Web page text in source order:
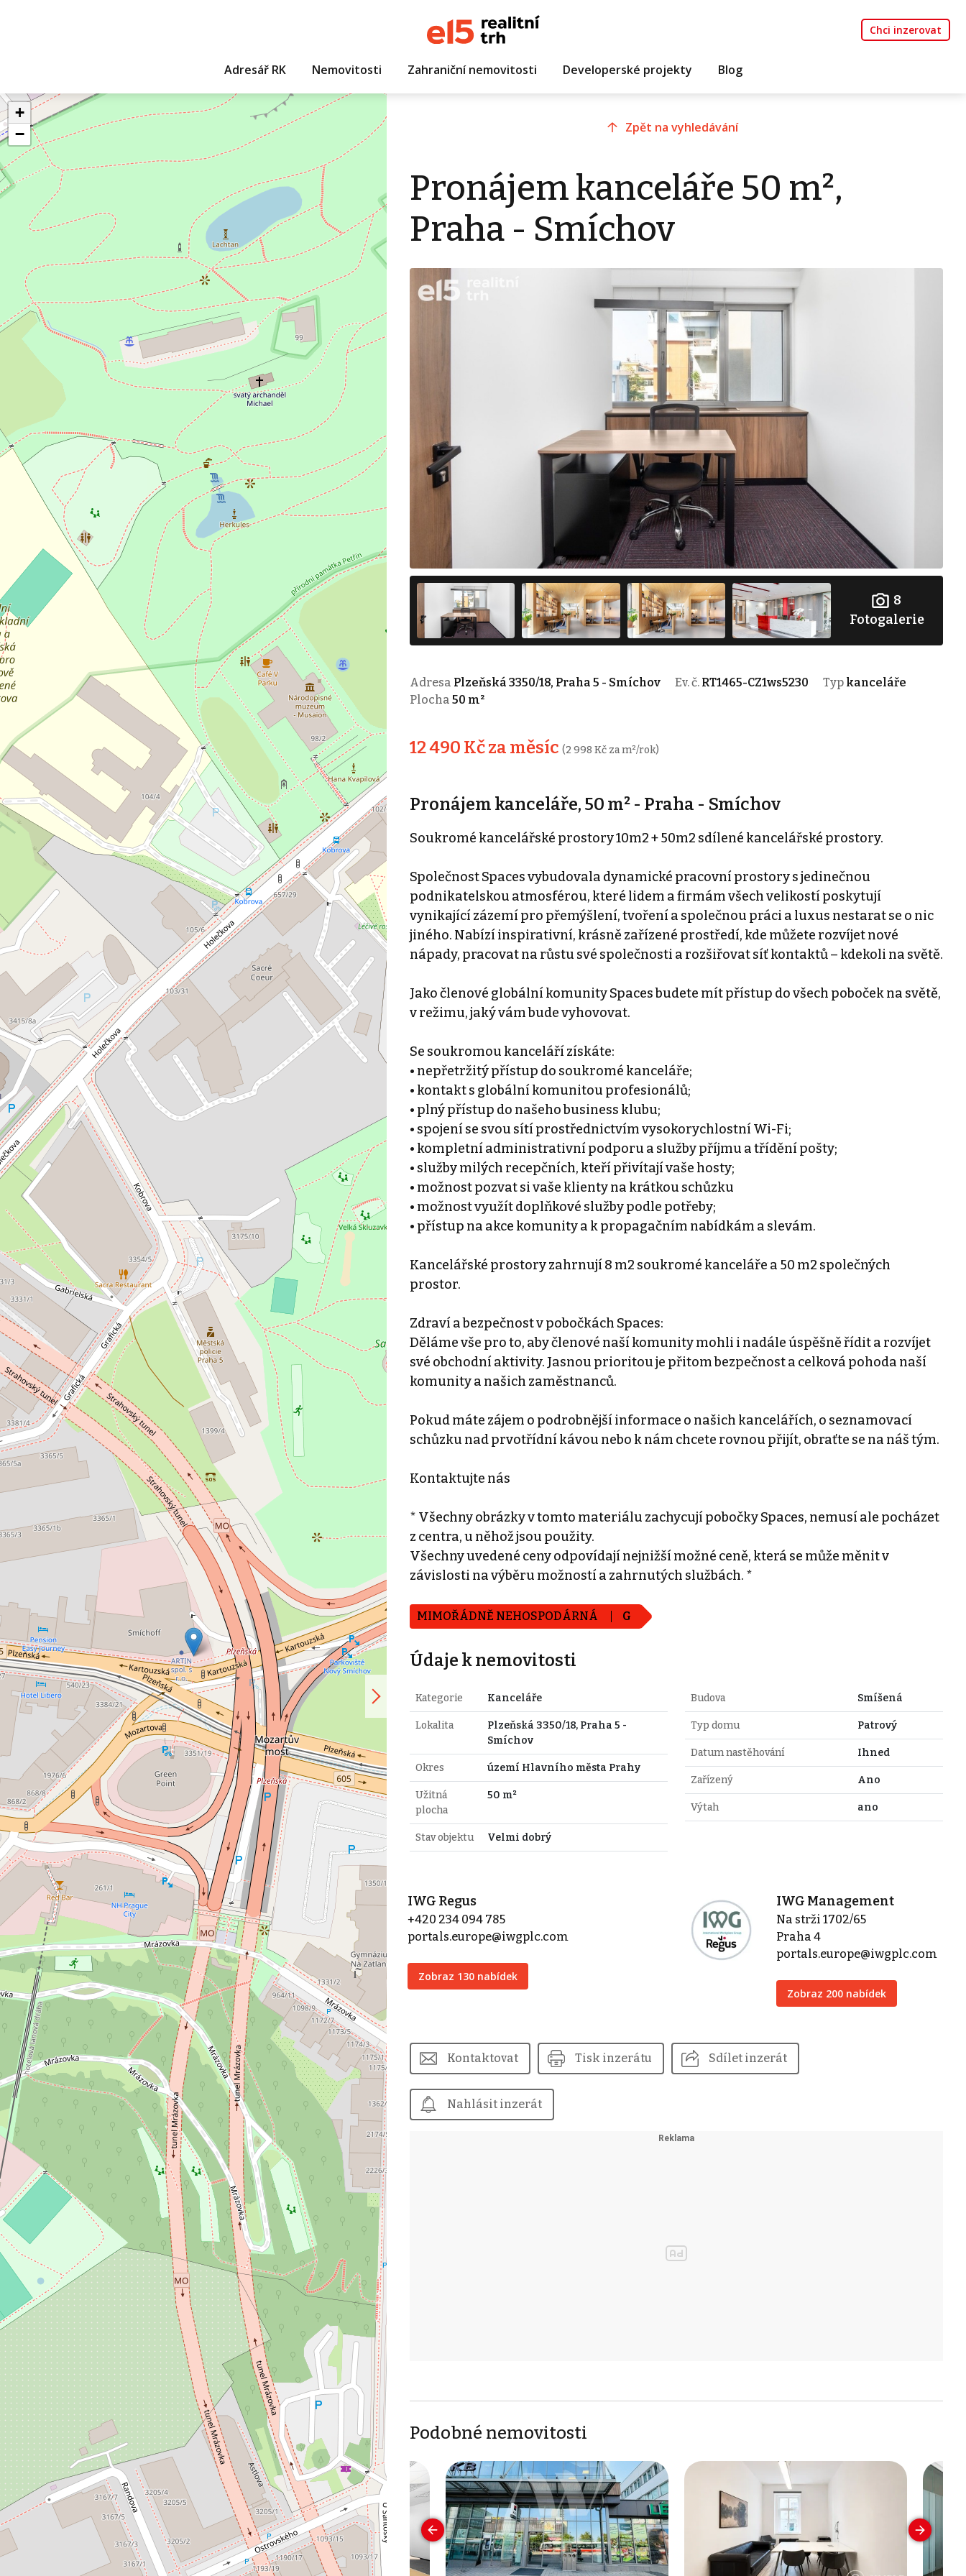
Chci inzerovat
Adresář RK Nemovitosti Zahraniční nemovitosti Developerské projekty Blog
+
−
Zpět na vyhledávání
Pronájem kanceláře 50 m²,
Praha - Smíchov
8
Fotogalerie
Adresa Plzeňská 3350/18, Praha 5 - Smíchov Ev. č. RT1465-CZ1ws5230 Typ kanceláře
Plocha 50 m²
12 490 Kč za měsíc (2 998 Kč za m²/rok)
Pronájem kanceláře, 50 m² - Praha - Smíchov
Soukromé kancelářské prostory 10m2 + 50m2 sdílené kancelářské prostory.
Společnost Spaces vybudovala dynamické pracovní prostory s jedinečnou
podnikatelskou atmosférou, které lidem a firmám všech velikostí poskytují
vynikající zázemí pro přemýšlení, tvoření a společnou práci a luxus nestarat se o nic
jiného. Nabízí inspirativní, krásně zařízené prostředí, kde můžete rozvíjet nové
nápady, pracovat na růstu své společnosti a rozšiřovat síť kontaktů – kdekoli na světě.
Jako členové globální komunity Spaces budete mít přístup do všech poboček na světě,
v režimu, jaký vám bude vyhovovat.
Se soukromou kanceláří získáte:
• nepřetržitý přístup do soukromé kanceláře;
• kontakt s globální komunitou profesionálů;
• plný přístup do našeho business klubu;
• spojení se svou sítí prostřednictvím vysokorychlostní Wi-Fi;
• kompletní administrativní podporu a služby příjmu a třídění pošty;
• služby milých recepčních, kteří přivítají vaše hosty;
• možnost pozvat si vaše klienty na krátkou schůzku
• možnost využít doplňkové služby podle potřeby;
• přístup na akce komunity a k propagačním nabídkám a slevám.
Kancelářské prostory zahrnují 8 m2 soukromé kanceláře a 50 m2 společných
prostor.
Zdraví a bezpečnost v pobočkách Spaces:
Děláme vše pro to, aby členové naší komunity mohli i nadále úspěšně řídit a rozvíjet
své obchodní aktivity. Jasnou prioritou je přitom bezpečnost a celková pohoda naší
komunity a našich zaměstnanců.
Pokud máte zájem o podrobnější informace o našich kancelářích, o seznamovací
schůzku nad prvotřídní kávou nebo k nám chcete rovnou přijít, obraťte se na náš tým.
Kontaktujte nás
* Všechny obrázky v tomto materiálu zachycují pobočky Spaces, nemusí ale pocházet
z centra, u něhož jsou použity.
Všechny uvedené ceny odpovídají nejnižší možné ceně, která se může měnit v
závislosti na výběru možností a zahrnutých službách. *
MIMOŘÁDNĚ NEHOSPODÁRNÁ G
Údaje k nemovitosti
Kategorie Kanceláře
Lokalita
Plzeňská 3350/18, Praha 5 -
Smíchov
Okres území Hlavního města Prahy
Užitná
plocha
50 m²
Stav objektu Velmi dobrý
Budova Smíšená
Typ domu Patrový
Datum nastěhování Ihned
Zařízený Ano
Výtah ano
IWG Regus
+420 234 094 785
portals.europe@iwgplc.com
Zobraz 130 nabídek
IWG Management
Na strži 1702/65
Praha 4
portals.europe@iwgplc.com
Zobraz 200 nabídek
Kontaktovat Tisk inzerátu Sdílet inzerát
Nahlásit inzerát
Podobné nemovitosti